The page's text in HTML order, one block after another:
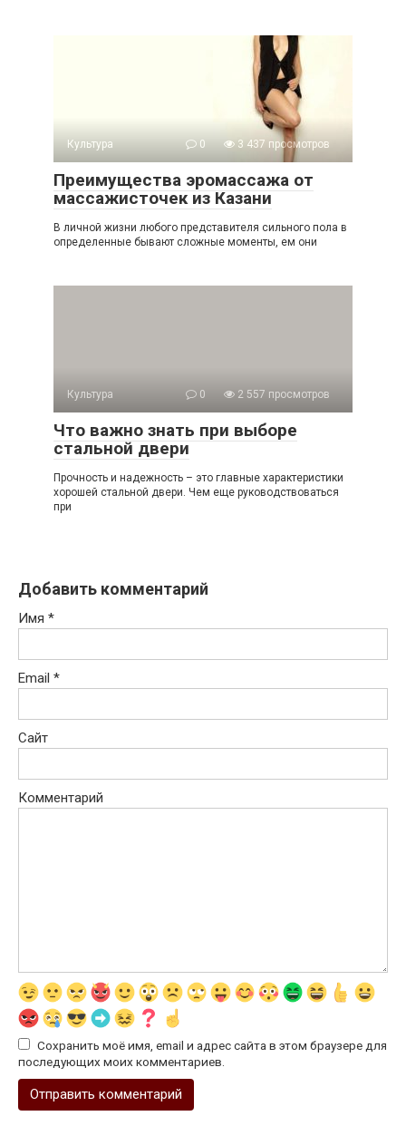
Культура 0 3 437 просмотров
Преимущества эромассажа от
массажисточек из Казани
В личной жизни любого представителя сильного пола в
определенные бывают сложные моменты, ем они
Культура 0 2 557 просмотров
Что важно знать при выборе
стальной двери
Прочность и надежность – это главные характеристики
хорошей стальной двери. Чем еще руководствоваться
при
Добавить комментарий
Имя *
Email *
Сайт
Комментарий
Сохранить моё имя, email и адрес сайта в этом браузере для
последующих моих комментариев.